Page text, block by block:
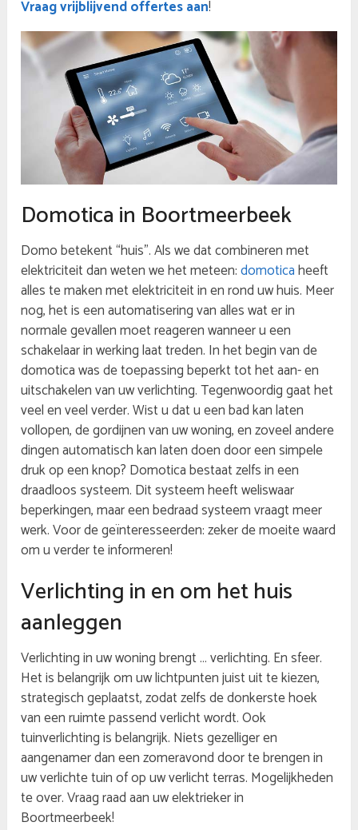
Vraag vrijblijvend offertes aan!
Domotica in Boortmeerbeek
Domo betekent “huis”. Als we dat combineren met
elektriciteit dan weten we het meteen:domoticaheeft
alles te maken met elektriciteit in en rond uw huis. Meer
nog, het is een automatisering van alles wat er in
normale gevallen moet reageren wanneer u een
schakelaar in werking laat treden. In het begin van de
domotica was de toepassing beperkt tot het aan- en
uitschakelen van uw verlichting. Tegenwoordig gaat het
veel en veel verder. Wist u dat u een bad kan laten
vollopen, de gordijnen van uw woning, en zoveel andere
dingen automatisch kan laten doen door een simpele
druk op een knop? Domotica bestaat zelfs in een
draadloos systeem. Dit systeem heeft weliswaar
beperkingen, maar een bedraad systeem vraagt meer
werk. Voor de geïnteresseerden: zeker de moeite waard
om u verder te informeren!
Verlichting in en om het huis
aanleggen
Verlichting in uw woning brengt … verlichting. En sfeer.
Het is belangrijk om uw lichtpunten juist uit te kiezen,
strategisch geplaatst, zodat zelfs de donkerste hoek
van een ruimte passend verlicht wordt. Ook
tuinverlichting is belangrijk. Niets gezelliger en
aangenamer dan een zomeravond door te brengen in
uw verlichte tuin of op uw verlicht terras. Mogelijkheden
te over. Vraag raad aan uw elektrieker in
Boortmeerbeek!